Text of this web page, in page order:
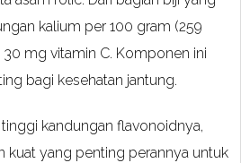
kalium per 100 gram (259
mg vitamin C. Komponen ini
bagi kesehatan jantung.
kandungan flavonoidnya,
kuat yang penting perannya untuk